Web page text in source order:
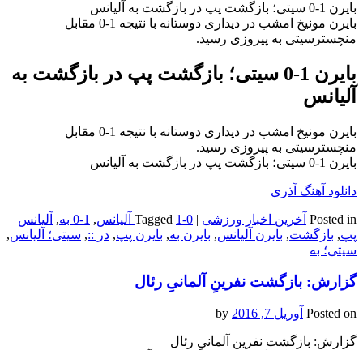
بایرن 1-0 سیتی؛ بازگشت پپ در بازگشت به آلیانس
بایرن مونیخ امشب در دیداری دوستانه با نتیجه 1-0 مقابل
منچسترسیتی به پیروزی رسید.
بایرن 1-0 سیتی؛ بازگشت پپ در بازگشت به
آلیانس
بایرن مونیخ امشب در دیداری دوستانه با نتیجه 1-0 مقابل
منچسترسیتی به پیروزی رسید.
بایرن 1-0 سیتی؛ بازگشت پپ در بازگشت به آلیانس
دانلود آهنگ آذری
Posted in آخرین اخبار ورزشی |
Tagged 1-0 آلیانس , 1-0 به , آلیانس
پپ, بازگشت, بایرن آلیانس, بایرن به, بایرن پپ, در ::, سیتی؛ آلیانس,
سیتی؛ به
گزارش: بازگشت نفرینِ آلمانیِ رئال
Posted on آوریل 7, 2016
گزارش: بازگشت نفرینِ آلمانیِ رئال